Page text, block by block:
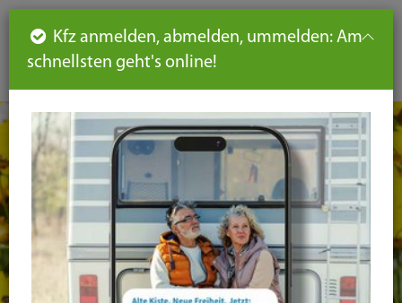
DE
Seiteninhalt
Hauptnavigation
Seitennavigation
leichte
Sprache
Kfz anmelden, abmelden, ummelden: Am
schnellsten geht's online!